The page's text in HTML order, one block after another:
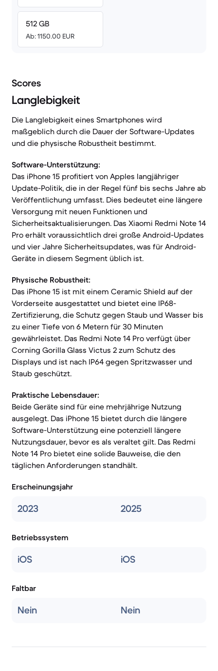
512 GB
Ab: 1150.00 EUR
Scores
Langlebigkeit
Die Langlebigkeit eines Smartphones wird
maßgeblich durch die Dauer der Software-Updates
und die physische Robustheit bestimmt.
Software-Unterstützung:
Das iPhone 15 profitiert von Apples langjähriger
Update-Politik, die in der Regel fünf bis sechs Jahre ab
Veröffentlichung umfasst. Dies bedeutet eine längere
Versorgung mit neuen Funktionen und
Sicherheitsaktualisierungen. Das Xiaomi Redmi Note 14
Pro erhält voraussichtlich drei große Android-Updates
und vier Jahre Sicherheitsupdates, was für Android-
Geräte in diesem Segment üblich ist.
Physische Robustheit:
Das iPhone 15 ist mit einem Ceramic Shield auf der
Vorderseite ausgestattet und bietet eine IP68-
Zertifizierung, die Schutz gegen Staub und Wasser bis
zu einer Tiefe von 6 Metern für 30 Minuten
gewährleistet. Das Redmi Note 14 Pro verfügt über
Corning Gorilla Glass Victus 2 zum Schutz des
Displays und ist nach IP64 gegen Spritzwasser und
Staub geschützt.
Praktische Lebensdauer:
Beide Geräte sind für eine mehrjährige Nutzung
ausgelegt. Das iPhone 15 bietet durch die längere
Software-Unterstützung eine potenziell längere
Nutzungsdauer, bevor es als veraltet gilt. Das Redmi
Note 14 Pro bietet eine solide Bauweise, die den
täglichen Anforderungen standhält.
Erscheinungsjahr
2023 2025
Betriebssystem
iOS iOS
Faltbar
Nein Nein